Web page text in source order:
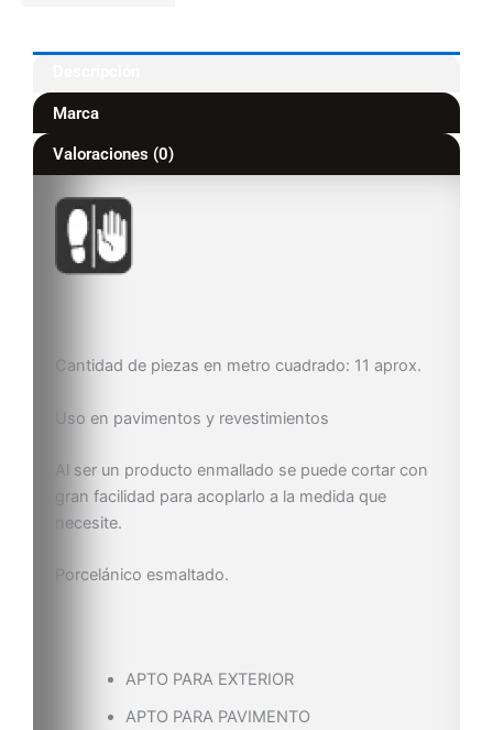
Marca
Valoraciones (0)
Cantidad de piezas en metro cuadrado: 11 aprox.
Uso en pavimentos y revestimientos
Al ser un producto enmallado se puede cortar con
gran facilidad para acoplarlo a la medida que
necesite.
Porcelánico esmaltado.
APTO PARA EXTERIOR
APTO PARA PAVIMENTO